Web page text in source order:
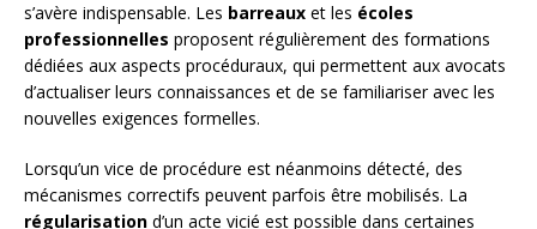
s’avère indispensable. Les barreaux et les écoles
professionnelles proposent régulièrement des formations
dédiées aux aspects procéduraux, qui permettent aux avocats
d’actualiser leurs connaissances et de se familiariser avec les
nouvelles exigences formelles.
Lorsqu’un vice de procédure est néanmoins détecté, des
mécanismes correctifs peuvent parfois être mobilisés. La
régularisation d’un acte vicié est possible dans certaines